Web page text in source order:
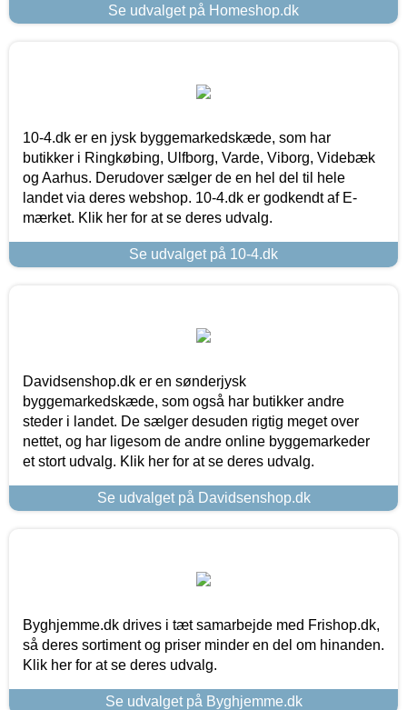
Se udvalget på Homeshop.dk
10-4.dk er en jysk byggemarkedskæde, som har
butikker i Ringkøbing, Ulfborg, Varde, Viborg, Videbæk
og Aarhus. Derudover sælger de en hel del til hele
landet via deres webshop. 10-4.dk er godkendt af E-
mærket. Klik her for at se deres udvalg.
Se udvalget på 10-4.dk
Davidsenshop.dk er en sønderjysk
byggemarkedskæde, som også har butikker andre
steder i landet. De sælger desuden rigtig meget over
nettet, og har ligesom de andre online byggemarkeder
et stort udvalg. Klik her for at se deres udvalg.
Se udvalget på Davidsenshop.dk
Byghjemme.dk drives i tæt samarbejde med Frishop.dk,
så deres sortiment og priser minder en del om hinanden.
Klik her for at se deres udvalg.
Se udvalget på Byghjemme.dk